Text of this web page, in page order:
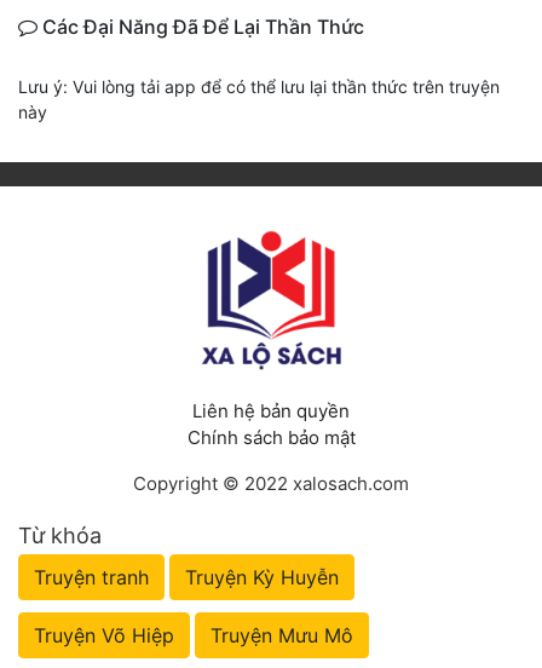
Các Đại Năng Đã Để Lại Thần Thức
Lưu ý: Vui lòng tải app để có thể lưu lại thần thức trên truyện
này
Liên hệ bản quyền
Chính sách bảo mật
Copyright © 2022 xalosach.com
Từ khóa
Truyện tranh Truyện Kỳ Huyễn
Truyện Võ Hiệp Truyện Mưu Mô